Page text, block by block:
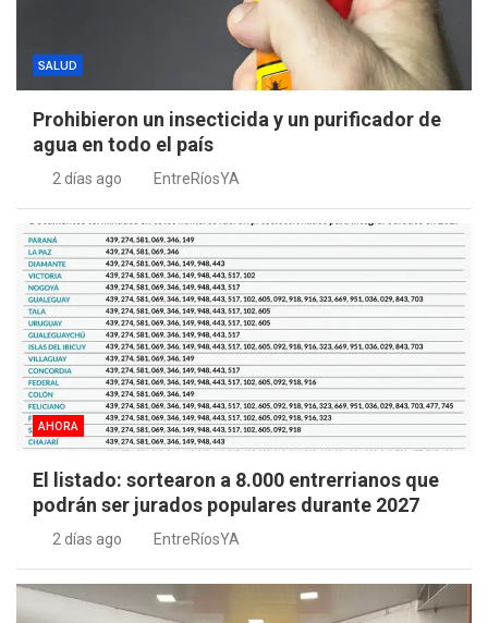
SALUD
Prohibieron un insecticida y un purificador de
agua en todo el país
2 días ago EntreRíosYA
AHORA
El listado: sortearon a 8.000 entrerrianos que
podrán ser jurados populares durante 2027
2 días ago EntreRíosYA